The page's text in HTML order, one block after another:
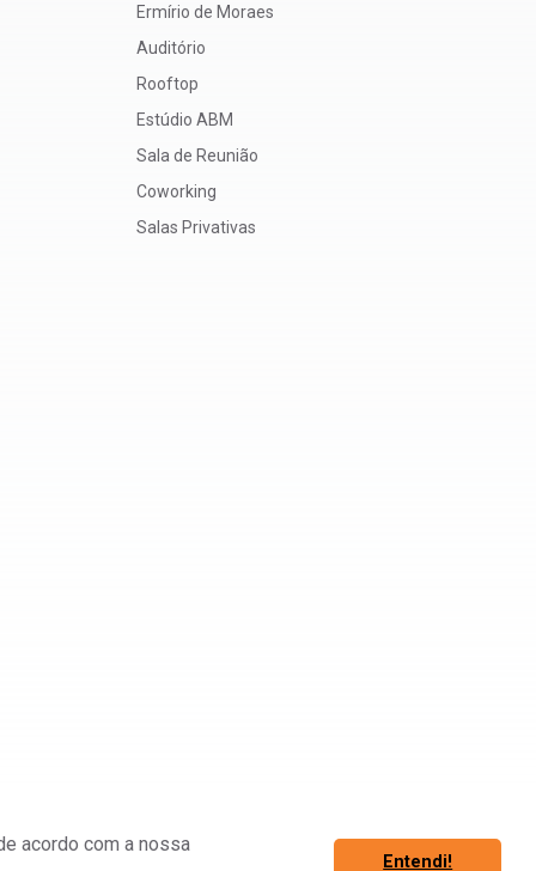
acordo com a nossa
Entendi!
Ermírio de Moraes
Auditório
Rooftop
Estúdio ABM
Sala de Reunião
Coworking
Salas Privativas